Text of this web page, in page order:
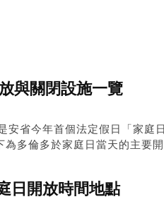
與關閉設施一覽
安省今年首個法定假日「家庭
多倫多於家庭日當天的主要
日開放時間地點